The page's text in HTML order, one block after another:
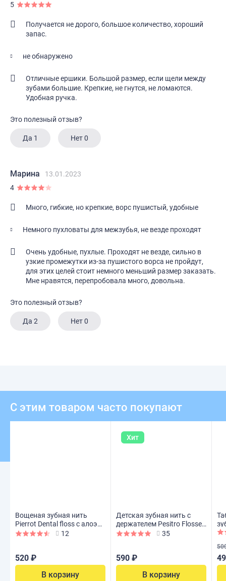
5
Получается не дорого, большое количество, хороший
запас.
не обнаружено
Отличные ершики. Большой размер, если щели между
зубами большие. Крепкие, не гнутся, не ломаются.
Удобная ручка.
Это полезный отзыв?
Да 1 Нет0
Марина
13.01.2023
4
Много, гибкие, но крепкие, ворс пушистый, удобные
Немного пухловаты для межзубья, не везде проходят
Очень удобные, пухлые. Проходят не везде, сильно в
узкие промежутки из-за пушистого ворса не пройдут,
для этих целей стоит немного меньший размер заказать.
Мне нравятся, перепробовала много, довольна.
Это полезный отзыв?
Да 2 Нет0
С этим товаром часто покупают
Вощеная зубная нить
Pierrot Dental floss с алоэ
вера, 50 м
12
520 ₽
В корзину
Хит
Детская зубная нить с
держателем Pesitro Flosser
Kids с ксилитом, 60 шт
35
590 ₽
В корзину